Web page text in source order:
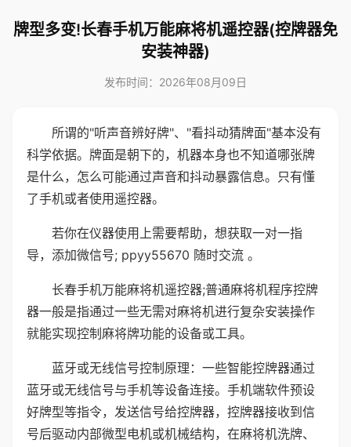
牌型多变!长春手机万能麻将机遥控器(控牌器免
安装神器)
发布时间：2026年08月09日
所谓的"听声音辨好牌"、"看抖动猜牌面"基本没有
科学依据。牌面是朝下的，机器本身也不知道哪张牌
是什么，怎么可能通过声音和抖动暴露信息。只有懂
了手机或者使用遥控器。
若你在仪器使用上需要帮助，想获取一对一指
导，添加微信号; ppyy55670 随时交流 。
长春手机万能麻将机遥控器;普通麻将机程序控牌
器一般是指通过一些无需对麻将机进行复杂安装操作
就能实现控制麻将牌功能的设备或工具。
蓝牙或无线信号控制原理：一些智能控牌器通过
蓝牙或无线信号与手机等设备连接。手机端软件预设
好牌型等指令，发送信号给控牌器，控牌器接收到信
号后驱动内部微型电机或机械结构，在麻将机洗牌、